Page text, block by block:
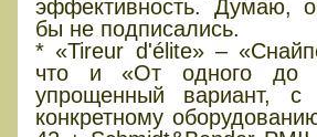
эффективность. Думаю,
бы не подписались.
* «Tireur d'élite» –
что и «От одного до
упрощенный вариант, с
конкретному